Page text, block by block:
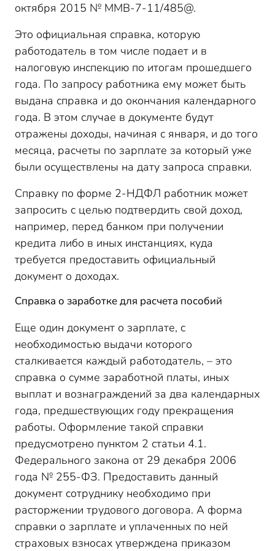
октября 2015 № ММВ-7-11/485@.
Это официальная справка, которую
работодатель в том числе подает и в
налоговую инспекцию по итогам прошедшего
года. По запросу работника ему может быть
выдана справка и до окончания календарного
года. В этом случае в документе будут
отражены доходы, начиная с января, и до того
месяца, расчеты по зарплате за который уже
были осуществлены на дату запроса справки.
Справку по форме 2-НДФЛ работник может
запросить с целью подтвердить свой доход,
например, перед банком при получении
кредита либо в иных инстанциях, куда
требуется предоставить официальный
документ о доходах.
Справка о заработке для расчета пособий
Еще один документ о зарплате, с
необходимостью выдачи которого
сталкивается каждый работодатель, – это
справка о сумме заработной платы, иных
выплат и вознаграждений за два календарных
года, предшествующих году прекращения
работы. Оформление такой справки
предусмотрено пунктом 2 статьи 4.1.
Федерального закона от 29 декабря 2006
года № 255-ФЗ. Предоставить данный
документ сотруднику необходимо при
расторжении трудового договора. А форма
справки о зарплате и уплаченных по ней
страховых взносах утверждена приказом